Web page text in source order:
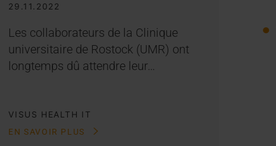
29.11.2022
Les collaborateurs de la Clinique
universitaire de Rostock (UMR) ont
longtemps dû attendre leur…
VISUS HEALTH IT
EN SAVOIR PLUS